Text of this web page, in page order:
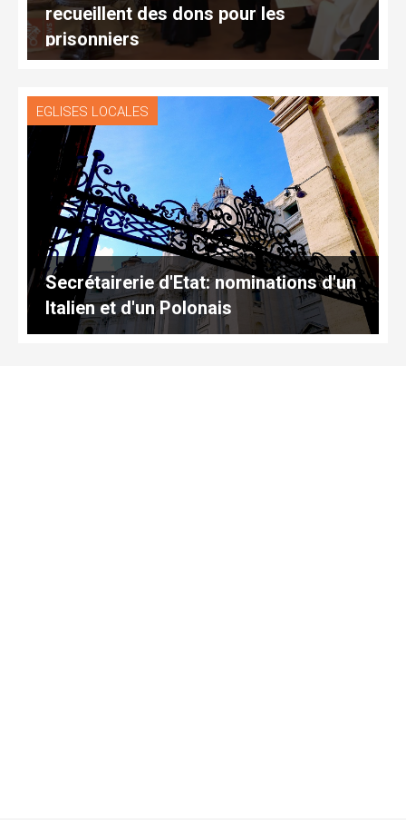
recueillent des dons pour les
prisonniers
EGLISES LOCALES
Secrétairerie d'Etat: nominations d'un
Italien et d'un Polonais